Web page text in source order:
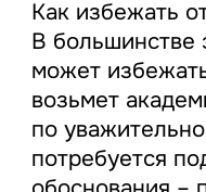
Как избежать
В большинстве
может
возьмет
по
потребуется